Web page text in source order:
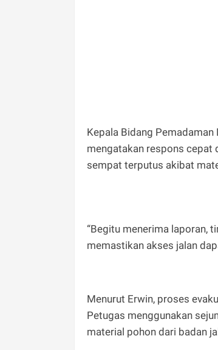
Kepala Bidang Pemadaman
mengatakan respons cepat
sempat terputus akibat
“Begitu menerima laporan,
memastikan akses jalan
Menurut Erwin, proses
Petugas menggunakan
material pohon dari badan